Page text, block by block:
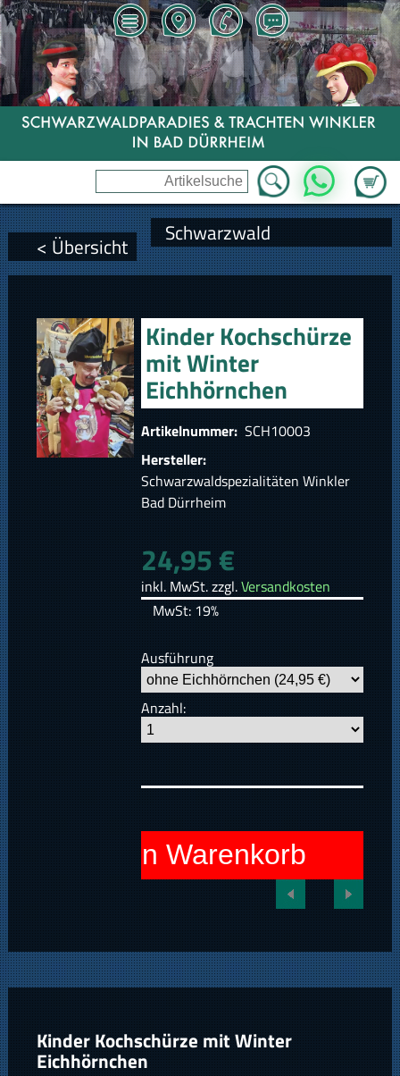
Zum
WhatsApp
< Übersicht Schwarzwald
Kinder Kochschürze
mit Winter
Eichhörnchen
Artikelnummer: SCH10003
Hersteller:
Schwarzwaldspezialitäten Winkler
Bad Dürrheim
24,95 €
inkl. MwSt. zzgl.Versandkosten
MwSt: 19%
Ausführung
Anzahl:
In den Warenkorb
Kinder Kochschürze mit Winter
Eichhörnchen